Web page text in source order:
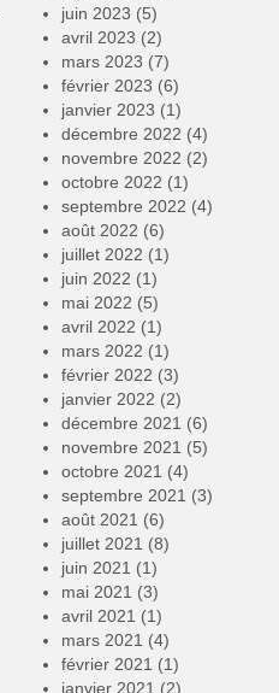
juin 2023 (5)
avril 2023 (2)
mars 2023 (7)
février 2023 (6)
janvier 2023 (1)
décembre 2022 (4)
novembre 2022 (2)
octobre 2022 (1)
septembre 2022 (4)
août 2022 (6)
juillet 2022 (1)
juin 2022 (1)
mai 2022 (5)
avril 2022 (1)
mars 2022 (1)
février 2022 (3)
janvier 2022 (2)
décembre 2021 (6)
novembre 2021 (5)
octobre 2021 (4)
septembre 2021 (3)
août 2021 (6)
juillet 2021 (8)
juin 2021 (1)
mai 2021 (3)
avril 2021 (1)
mars 2021 (4)
février 2021 (1)
janvier 2021 (2)